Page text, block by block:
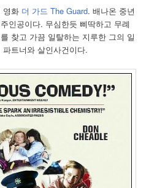
영화 더 가드 The Guard. 배나온 중년
인공이다. 무심한듯 삐딱하고 무례
찾고 가끔 일탈하는 지루한 그의 일
트너와 살인사건이다.